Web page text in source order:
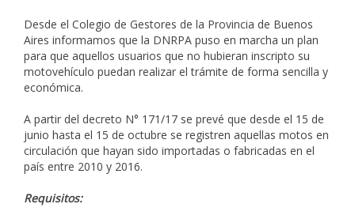
Desde el Colegio de Gestores de la Provincia de Buenos
Aires informamos que la DNRPA puso en marcha un plan
para que aquellos usuarios que no hubieran inscripto su
motovehículo puedan realizar el trámite de forma sencilla y
económica.
A partir del decreto N° 171/17 se prevé que desde el 15 de
junio hasta el 15 de octubre se registren aquellas motos en
circulación que hayan sido importadas o fabricadas en el
país entre 2010 y 2016.
Requisitos: